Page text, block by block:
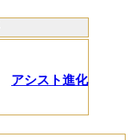
アシスト進化